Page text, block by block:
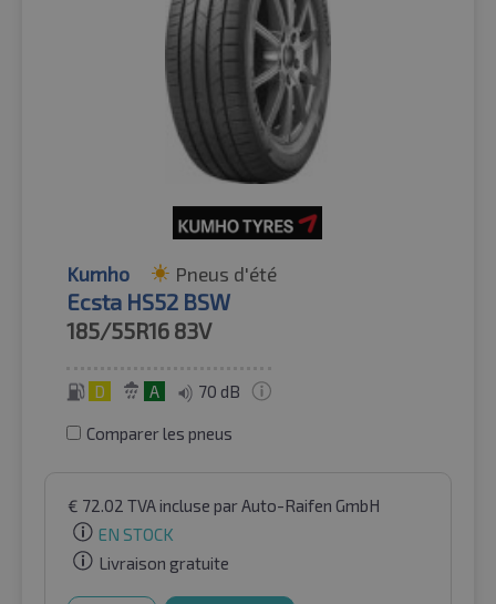
Kumho Pneus d'été
Ecsta HS52 BSW
185/55R16 83V
D A 70 dB
Comparer les pneus
€ 72.02 TVA incluse par Auto-Raifen GmbH
EN STOCK
Livraison gratuite